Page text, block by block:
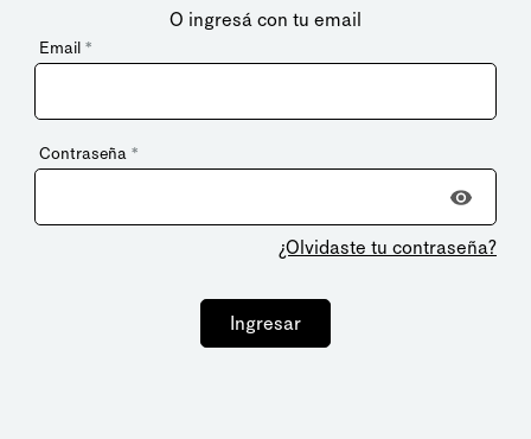
O ingresá con tu email
Email *
Contraseña *
¿Olvidaste tu contraseña?
Ingresar